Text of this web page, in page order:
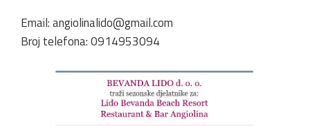
Email: angiolinalido@gmail.com
Broj telefona: 0914953094